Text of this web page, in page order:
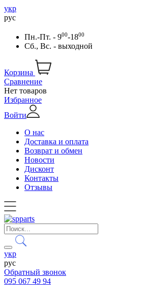
укр
рус
Пн.-Пт. - 900-1800
Сб., Вс. - выходной
Корзина
Сравнение
Нет товаров
Избранное
Войти
О нас
Доставка и оплата
Возврат и обмен
Новости
Дисконт
Контакты
Отзывы
укр
рус
Обратный звонок
095 067 49 94